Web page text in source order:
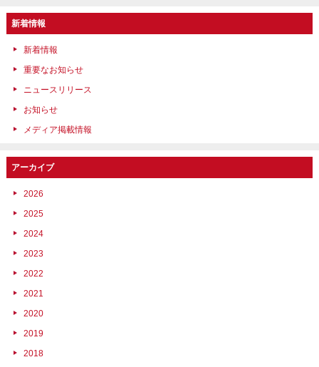
新着情報
新着情報
重要なお知らせ
ニュースリリース
お知らせ
メディア掲載情報
アーカイブ
2026
2025
2024
2023
2022
2021
2020
2019
2018